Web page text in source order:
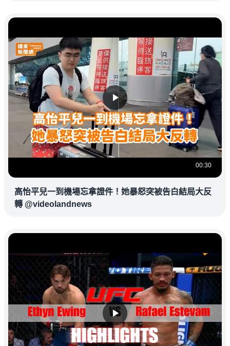
00:30
高怡平兒一到機場忘拿證件！她暴怒突被告白結局大反
轉 @videolandnews